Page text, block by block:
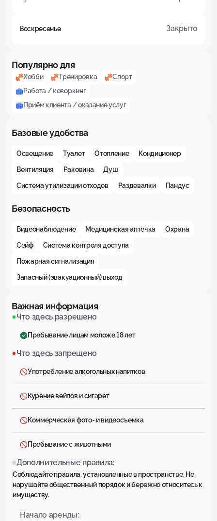
Воскресенье Закрыто
Популярно для
Хобби Тренировка
Спорт
Работа / коворкинг
Приём клиента / оказание услуг
Базовые удобства
Освещение Туалет Отопление Кондиционер
Вентиляция Раковина Душ
Система утилизации отходов Раздевалки Пандус
Безопасность
Видеонаблюдение Медицинская аптечка Охрана
Сейф Система контроля доступа
Пожарная сигнализация
Запасный (эвакуационный) выход
Важная информация
Что здесь разрешено
Пребывание лицам моложе 18 лет
Что здесь запрещено
Употребление алкогольных напитков
Курение вейпов и сигарет
Коммерческая фото- и видеосъемка
Пребывание с животными
Дополнительные правила:
Соблюдайте правила, установленные в пространстве. Не
нарушайте общественный порядок и бережно относитесь к
имуществу.
Начало аренды: